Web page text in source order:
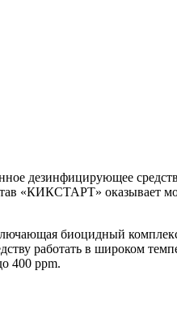
дезинфицирующее
«КИКСТАРТ» оказывает
биоцидный
работать в широком
400 ppm.